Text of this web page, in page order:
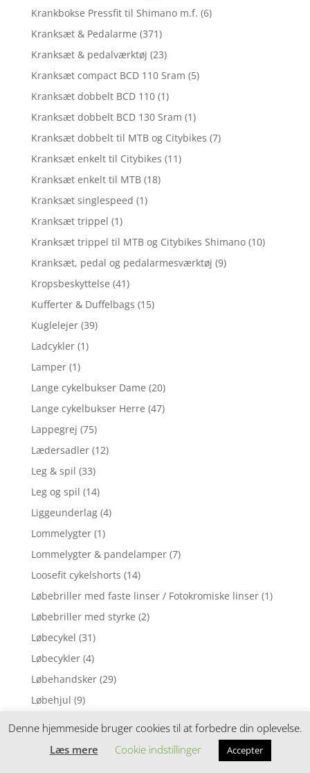
Krankbokse Pressfit til Shimano m.f. (6)
Kranksæt & Pedalarme (371)
Kranksæt & pedalværktøj (23)
Kranksæt compact BCD 110 Sram (5)
Kranksæt dobbelt BCD 110 (1)
Kranksæt dobbelt BCD 130 Sram (1)
Kranksæt dobbelt til MTB og Citybikes (7)
Kranksæt enkelt til Citybikes (11)
Kranksæt enkelt til MTB (18)
Kranksæt singlespeed (1)
Kranksæt trippel (1)
Kranksæt trippel til MTB og Citybikes Shimano (10)
Kranksæt, pedal og pedalarmesværktøj (9)
Kropsbeskyttelse (41)
Kufferter & Duffelbags (15)
Kuglelejer (39)
Ladcykler (1)
Lamper (1)
Lange cykelbukser Dame (20)
Lange cykelbukser Herre (47)
Lappegrej (75)
Lædersadler (12)
Leg & spil (33)
Leg og spil (14)
Liggeunderlag (4)
Lommelygter (1)
Lommelygter & pandelamper (7)
Loosefit cykelshorts (14)
Løbebriller med faste linser / Fotokromiske linser (1)
Løbebriller med styrke (2)
Løbecykel (31)
Løbecykler (4)
Løbehandsker (29)
Løbehjul (9)
Løbehjul til børn
Denne hjemmeside bruger cookies til at forbedre din oplevelse.
Læs mere
Cookie indstillinger Accepter